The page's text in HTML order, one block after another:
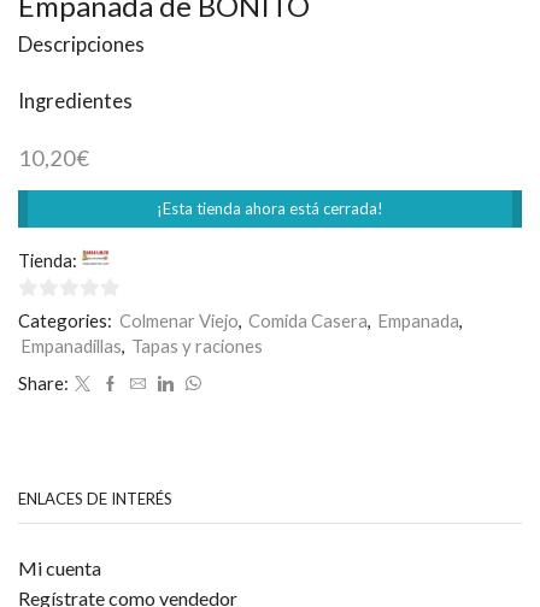
Descripciones
Ingredientes
10,20€
¡Esta tienda ahora está cerrada!
Tienda:
0
de
Categories: Colmenar Viejo Comida Casera Empanada
Empanadillas Tapas y raciones
Share:
ENLACES DE INTERÉS
Mi cuenta
Regístrate como vendedor